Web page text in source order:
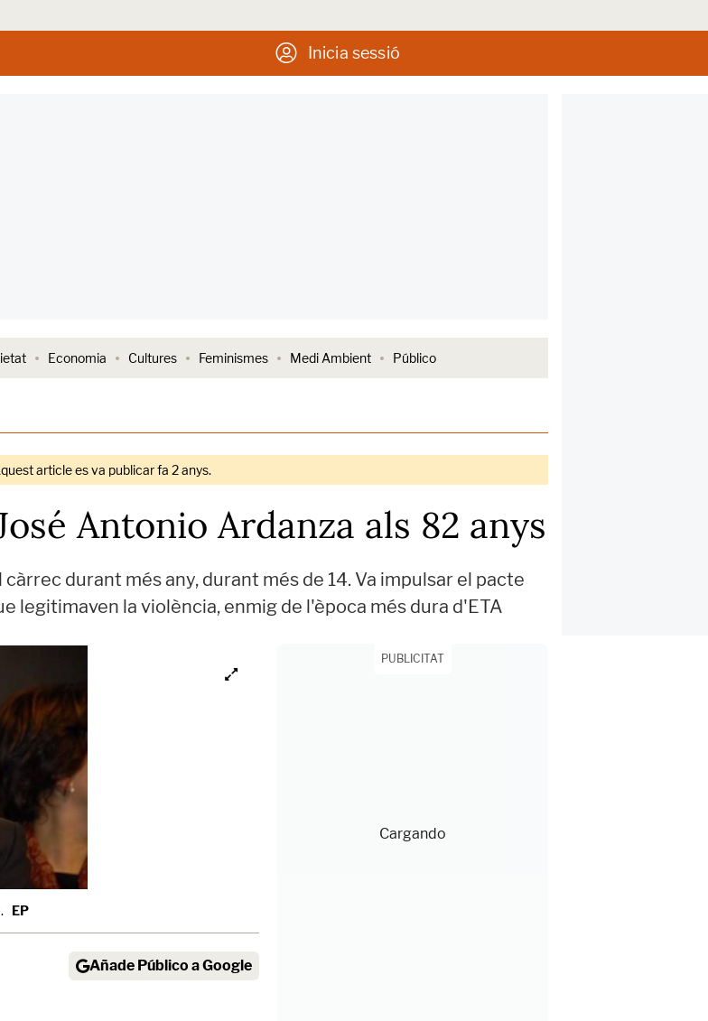
Inicia sessió
Economia Cultures Feminismes Medi Ambient Público
article es va publicar fa 2 anys.
Antonio Ardanza als 82 anys
durant més any, durant més de 14. Va impulsar el pacte
legitimaven la violència, enmig de l'època més dura d'ETA
EP
Añade Público a Google
PUBLICITAT